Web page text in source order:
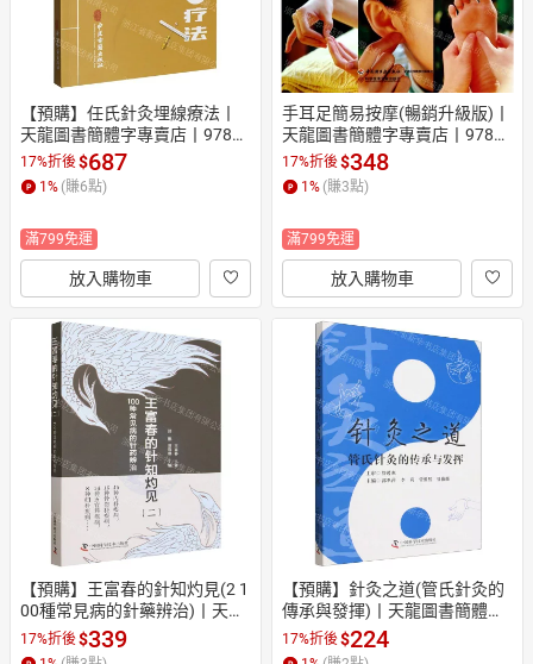
【預購】任氏針灸埋線療法丨
天龍圖書簡體字專賣店丨97875
15224152 (tl2610)
17%折後$687
1 % (賺6點)
滿799免運
放入購物車
手耳足簡易按摩(暢銷升級版)丨
天龍圖書簡體字專賣店丨97875
01997930 (tl2609)
17%折後$348
1 % (賺3點)
滿799免運
放入購物車
【預購】王富春的針知灼見(2 1
00種常見病的針藥辨治)丨天龍
圖書簡體字專賣店丨97875236
12002 (tl2610)
17%折後$339
【預購】針灸之道(管氏針灸的
傳承與發揮)丨天龍圖書簡體字
專賣店丨9787523618851 (tl26
10)
17%折後$224